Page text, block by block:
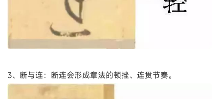
3、断与连：断连会形成章法的顿挫、连贯节奏。